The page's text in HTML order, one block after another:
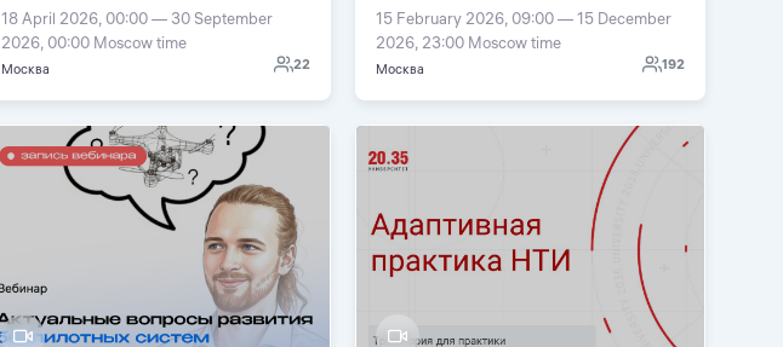
18 April 2026, 00:00 — 30 September
2026, 00:00 Moscow time
Москва 22
15 February 2026, 09:00 — 15 December
2026, 23:00 Moscow time
Москва 192